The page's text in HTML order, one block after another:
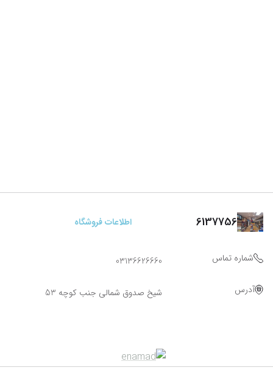
6137756 اطلاعات فروشگاه
شماره تماس 03136626660
آدرس شیخ صدوق شمالی جنب کوچه 53